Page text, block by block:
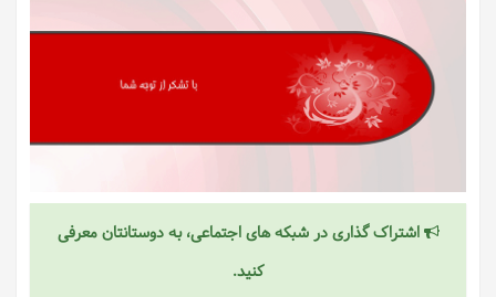
اشتراک گذاری در شبکه های اجتماعی، به دوستانتان معرفی
کنید.